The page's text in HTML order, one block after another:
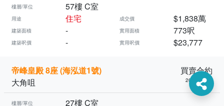
樓層/單位 57樓 C室
用途 住宅 成交價 $1,838萬
建築面積 - 實用面積 773呎
建築呎價 - 實用呎價 $23,777
帝峰皇殿 8座 (海泓道1號)
買賣合約
大角咀
2026-07-31
樓層/單位 27樓 C室